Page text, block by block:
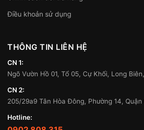
Điều khoản sử dụng
THÔNG TIN LIÊN HỆ
CN 1:
Ngõ Vườn Hồ 01, Tổ 05, Cự Khối, Long
CN 2:
205/29a9 Tân Hòa Đông, Phường 14, Quận
Hotline: